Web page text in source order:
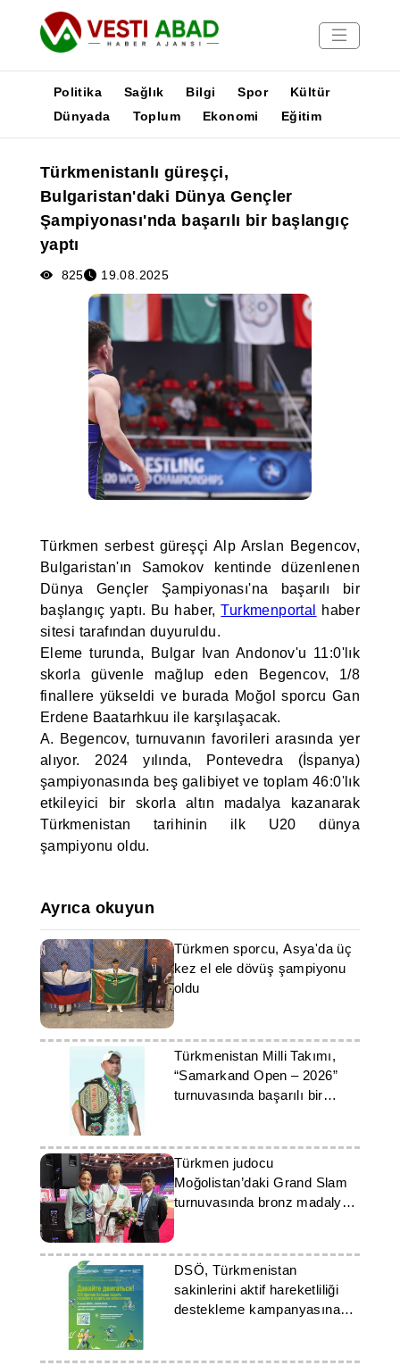
Yayınlar
Medya
Poster
Politika Sağlık Bilgi Spor
Kültür
Dünyada
Toplum Ekonomi Eğitim
Türkmenistanlı güreşçi,
Bulgaristan'daki Dünya Gençler
Şampiyonası'nda başarılı bir başlangıç
yaptı
825 19.08.2025
Türkmen serbest güreşçi Alp Arslan Begencov,
Bulgaristan'ın Samokov kentinde düzenlenen
Dünya Gençler Şampiyonası'na başarılı bir
başlangıç yaptı. Bu haber,Turkmenportal
haber
sitesi tarafından duyuruldu.
Eleme turunda, Bulgar Ivan Andonov'u 11:0'lık
skorla güvenle mağlup eden Begencov, 1/8
finallere yükseldi ve burada Moğol sporcu Gan
Erdene Baatarhkuu ile karşılaşacak.
A. Begencov, turnuvanın favorileri arasında yer
alıyor. 2024 yılında, Pontevedra (İspanya)
şampiyonasında beş galibiyet ve toplam 46:0'lık
etkileyici bir skorla altın madalya kazanarak
Türkmenistan tarihinin ilk U20 dünya
şampiyonu oldu.
Ayrıca okuyun
Türkmen sporcu, Asya'da üç
kez el ele dövüş şampiyonu
oldu
Türkmenistan Milli Takımı,
“Samarkand Open – 2026”
turnuvasında başarılı bir
Türkmen judocu
Moğolistan’daki Grand Slam
turnuvasında bronz madalya
kazandı
DSÖ, Türkmenistan
sakinlerini aktif hareketliliği
destekleme kampanyasına